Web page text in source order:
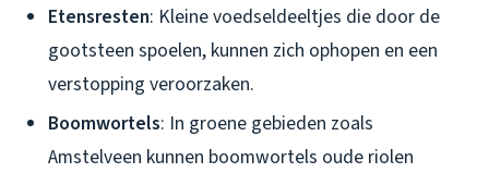
Etensresten: Kleine voedseldeeltjes die door de
gootsteen spoelen, kunnen zich ophopen en een
verstopping veroorzaken.
Boomwortels: In groene gebieden zoals
Amstelveen kunnen boomwortels oude riolen